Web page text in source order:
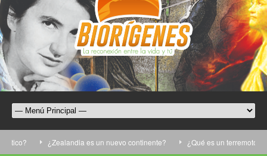
¿Zealandia es un nuevo continente? ¿Qué es un terremoto?